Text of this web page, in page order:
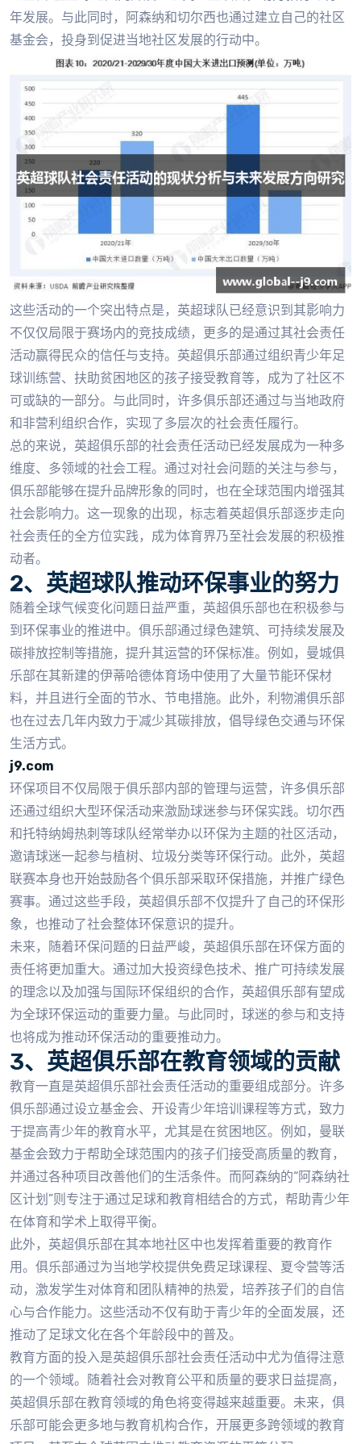
年发展。与此同时，阿森纳和切尔西也通过建立自己的社区
基金会，投身到促进当地社区发展的行动中。
这些活动的一个突出特点是，英超球队已经意识到其影响力
不仅仅局限于赛场内的竞技成绩，更多的是通过其社会责任
活动赢得民众的信任与支持。英超俱乐部通过组织青少年足
球训练营、扶助贫困地区的孩子接受教育等，成为了社区不
可或缺的一部分。与此同时，许多俱乐部还通过与当地政府
和非营利组织合作，实现了多层次的社会责任履行。
总的来说，英超俱乐部的社会责任活动已经发展成为一种多
维度、多领域的社会工程。通过对社会问题的关注与参与，
俱乐部能够在提升品牌形象的同时，也在全球范围内增强其
社会影响力。这一现象的出现，标志着英超俱乐部逐步走向
社会责任的全方位实践，成为体育界乃至社会发展的积极推
动者。
2、英超球队推动环保事业的努力
随着全球气候变化问题日益严重，英超俱乐部也在积极参与
到环保事业的推进中。俱乐部通过绿色建筑、可持续发展及
碳排放控制等措施，提升其运营的环保标准。例如，曼城俱
乐部在其新建的伊蒂哈德体育场中使用了大量节能环保材
料，并且进行全面的节水、节电措施。此外，利物浦俱乐部
也在过去几年内致力于减少其碳排放，倡导绿色交通与环保
生活方式。
j9.com
环保项目不仅局限于俱乐部内部的管理与运营，许多俱乐部
还通过组织大型环保活动来激励球迷参与环保实践。切尔西
和托特纳姆热刺等球队经常举办以环保为主题的社区活动，
邀请球迷一起参与植树、垃圾分类等环保行动。此外，英超
联赛本身也开始鼓励各个俱乐部采取环保措施，并推广绿色
赛事。通过这些手段，英超俱乐部不仅提升了自己的环保形
象，也推动了社会整体环保意识的提升。
未来，随着环保问题的日益严峻，英超俱乐部在环保方面的
责任将更加重大。通过加大投资绿色技术、推广可持续发展
的理念以及加强与国际环保组织的合作，英超俱乐部有望成
为全球环保运动的重要力量。与此同时，球迷的参与和支持
也将成为推动环保活动的重要推动力。
3、英超俱乐部在教育领域的贡献
教育一直是英超俱乐部社会责任活动的重要组成部分。许多
俱乐部通过设立基金会、开设青少年培训课程等方式，致力
于提高青少年的教育水平，尤其是在贫困地区。例如，曼联
基金会致力于帮助全球范围内的孩子们接受高质量的教育，
并通过各种项目改善他们的生活条件。而阿森纳的“阿森纳社
区计划”则专注于通过足球和教育相结合的方式，帮助青少年
在体育和学术上取得平衡。
此外，英超俱乐部在其本地社区中也发挥着重要的教育作
用。俱乐部通过为当地学校提供免费足球课程、夏令营等活
动，激发学生对体育和团队精神的热爱，培养孩子们的自信
心与合作能力。这些活动不仅有助于青少年的全面发展，还
推动了足球文化在各个年龄段中的普及。
教育方面的投入是英超俱乐部社会责任活动中尤为值得注意
的一个领域。随着社会对教育公平和质量的要求日益提高，
英超俱乐部在教育领域的角色将变得越来越重要。未来，俱
乐部可能会更多地与教育机构合作，开展更多跨领域的教育